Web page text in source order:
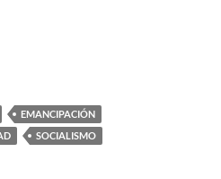
EMANCIPACIÓN
SOCIALISMO